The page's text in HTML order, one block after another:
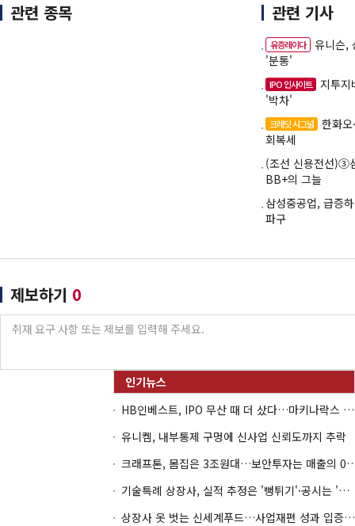
관련 종목 관련 기사
유증레이다
유니슨,
'분통'
IPO 인사이트
지투
'박차'
크레딧 시그널
한화
회복세
(조선 신용전선)③
BB+의 그늘
삼성중공업, 급증
파구
제보하기 0
HB인베스트, IPO 무산 때 더 샀다…마키나락스 투자 2.7배 회수
유니켐, 내부통제 구멍에 신사업 신뢰도까지 추락
크래프톤, 몸집은 3조원대…
기술특례 상장사, 실적 추정은 '뻥튀기'·공시는 '누락'
상장사 옷 벗는 신세계푸드…사업재편 성과 입증할까